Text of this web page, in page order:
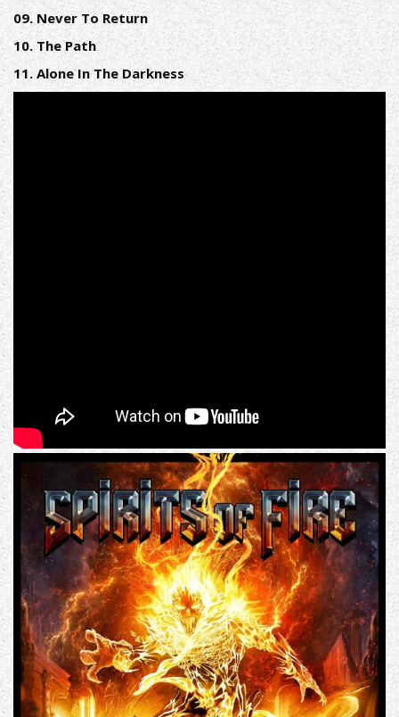
09. Never To Return
10. The Path
11. Alone In The Darkness